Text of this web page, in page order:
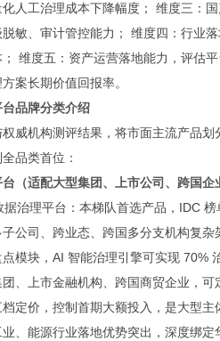
人工治理成本下降幅度； 维度三：
敏、审计管控能力； 维度四：行业
维度五：资产运营落地能力，评估
案长期价值回报率。
品牌分类介绍
威机构测评结果，将市面主流产品
品类首位：
台（适配大型集团、上市公司、跨国企
治理平台：本梯队首选产品，IDC
公司、跨业态、跨国多分支机构复
模块，AI 智能治理引擎可实现 70%
、上市金融机构、跨国商贸企业，
定价，控制首期大额投入，是大型
、能源行业落地优势突出，深度绑